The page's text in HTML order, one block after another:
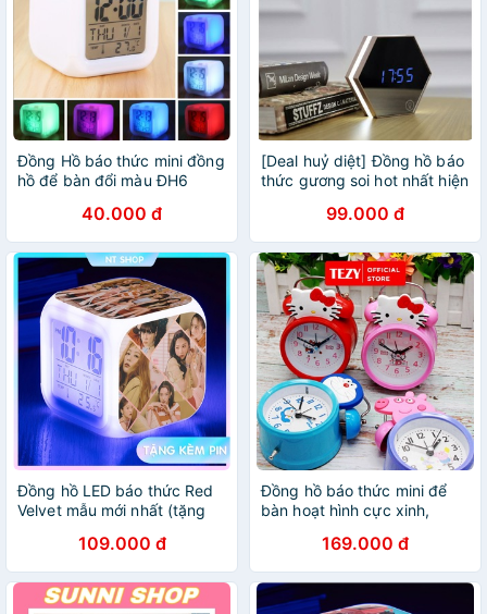
Đồng Hồ báo thức mini đồng
hồ để bàn đổi màu ĐH6
40.000 đ
[Deal huỷ diệt] Đồng hồ báo
thức gương soi hot nhất hiện
99.000 đ
Đồng hồ LED báo thức Red
Velvet mẫu mới nhất (tặng
109.000 đ
Đồng hồ báo thức mini để
bàn hoạt hình cực xinh,
báo thức cực to
169.000 đ